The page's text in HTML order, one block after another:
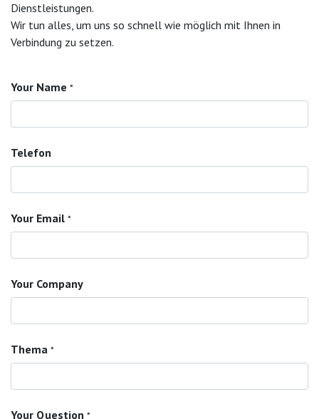
Dienstleistungen.
Wir tun alles, um uns so schnell wie möglich mit Ihnen in
Verbindung zu setzen.
Your Name *
Telefon
Your Email *
Your Company
Thema *
Your Question *